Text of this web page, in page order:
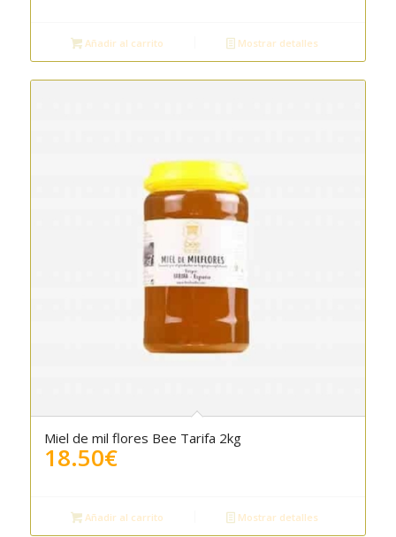
Añadir al carrito Mostrar detalles
5.00
Miel de mil flores Bee Tarifa 2kg
18.50€
Añadir al carrito Mostrar detalles